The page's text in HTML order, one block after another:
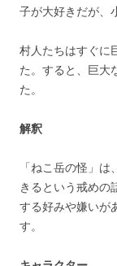
子が大好きだが、
村人たちはすぐに
た。すると、巨大
た。
解釈
「ねこ岳の怪」
きるという戒めの
する好みや嫌いが
す。